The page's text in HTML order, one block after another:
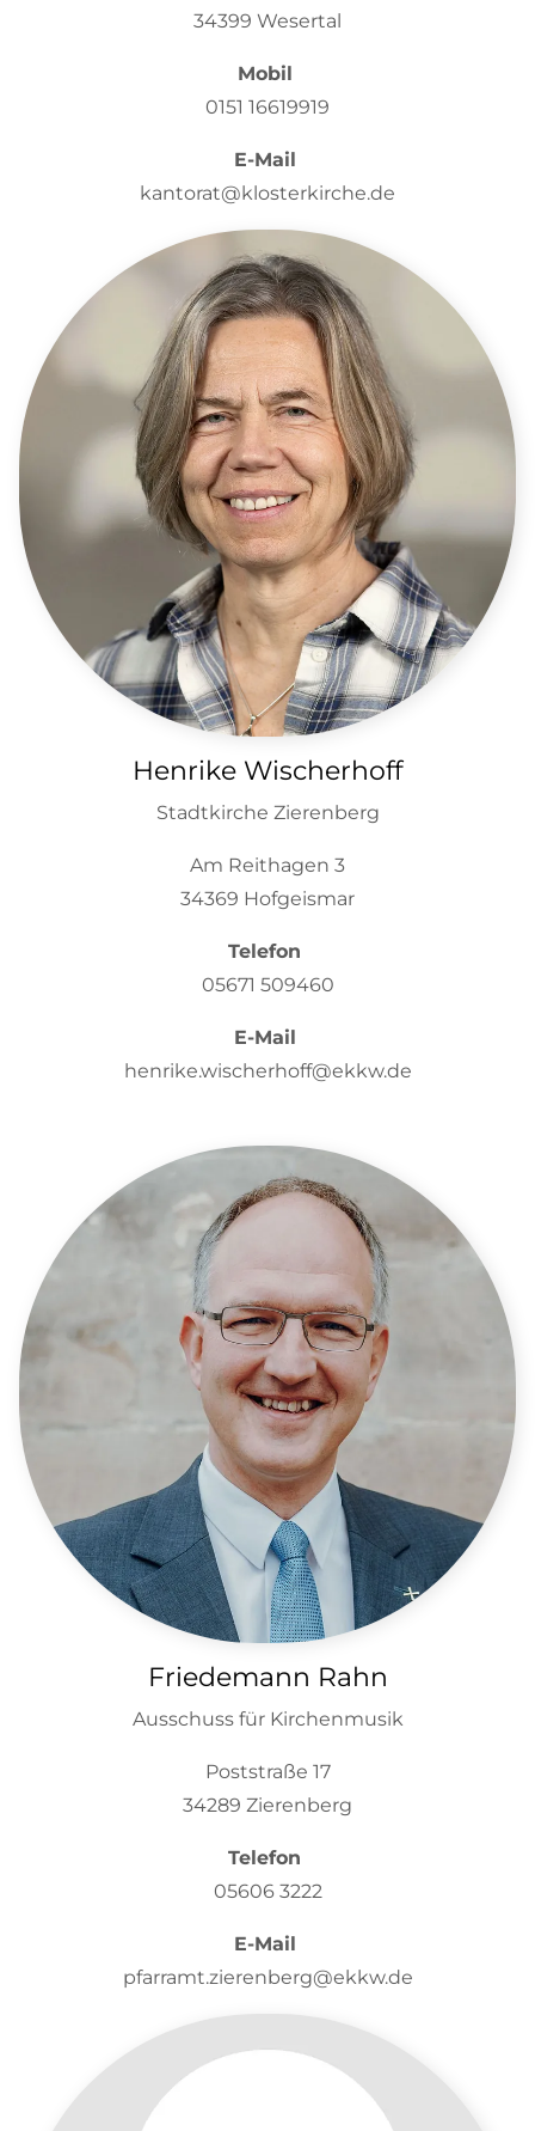
34399 Wesertal
Mobil
0151 16619919
E-Mail
kantorat@klosterkirche.de
Henrike Wischerhoff
Stadtkirche Zierenberg
Am Reithagen 3
34369 Hofgeismar
Telefon
05671 509460
E-Mail
henrike.wischerhoff@ekkw.de
Friedemann Rahn
Ausschuss für Kirchenmusik
Poststraße 17
34289 Zierenberg
Telefon
05606 3222
E-Mail
pfarramt.zierenberg@ekkw.de